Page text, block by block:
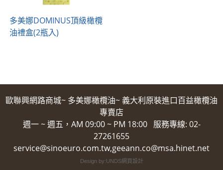
多美娜DOMINUS頂級橄欖
油禮盒(2瓶入)
歐聯興網路商城~ 多美娜橄欖油~ 義大利原裝進口百益橄欖油
專賣店
週一 ~ 週五，AM 09:00 ~ PM 18:00 服務專線: 02-
27261655
service@sinoeuro.com.tw,geeann.co@msa.hinet.net
Design by:UNDS網頁設計